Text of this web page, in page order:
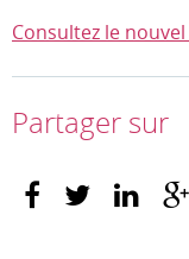
Consultez le
Partager sur